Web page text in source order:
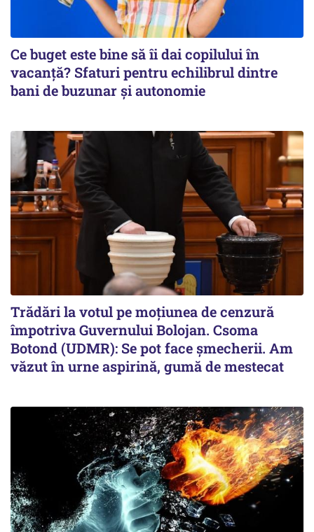
Ce buget este bine să îi dai copilului în
vacanță? Sfaturi pentru echilibrul dintre
bani de buzunar și autonomie
Trădări la votul pe moțiunea de cenzură
împotriva Guvernului Bolojan. Csoma
Botond (UDMR): Se pot face șmecherii. Am
văzut în urne aspirină, gumă de mestecat